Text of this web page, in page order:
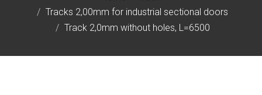
Tracks 2,00mm for industrial sectional doors
Track 2,0mm without holes, L=6500